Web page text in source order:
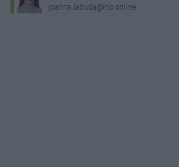
joanna.labuda@ino.online